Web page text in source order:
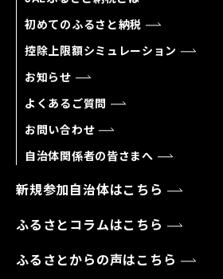
初めてのふるさと納税
控除上限額シミュレーション
お知らせ
よくあるご質問
お問い合わせ
自治体関係者の皆さまへ
新規参加自治体はこちら
ふるさとコラムはこちら
ふるさとからの声はこちら